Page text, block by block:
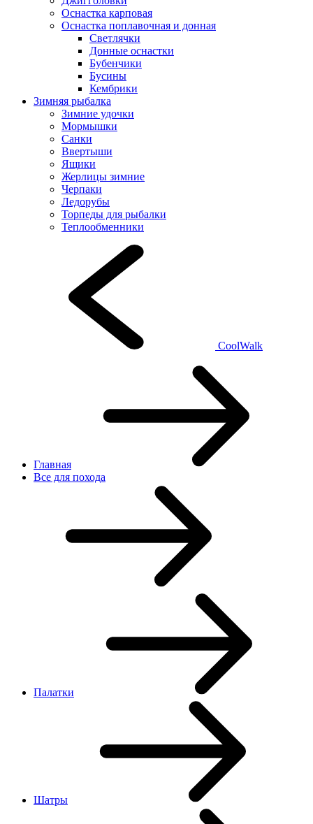
Оснастка карповая
Оснастка поплавочная и донная
Светлячки
Донные оснастки
Бубенчики
Бусины
Кембрики
Зимняя рыбалка
Зимние удочки
Мормышки
Санки
Ввертыши
Ящики
Жерлицы зимние
Черпаки
Ледорубы
Торпеды для рыбалки
Теплообменники
CoolWalk
Главная
Все для похода
Палатки
Шатры